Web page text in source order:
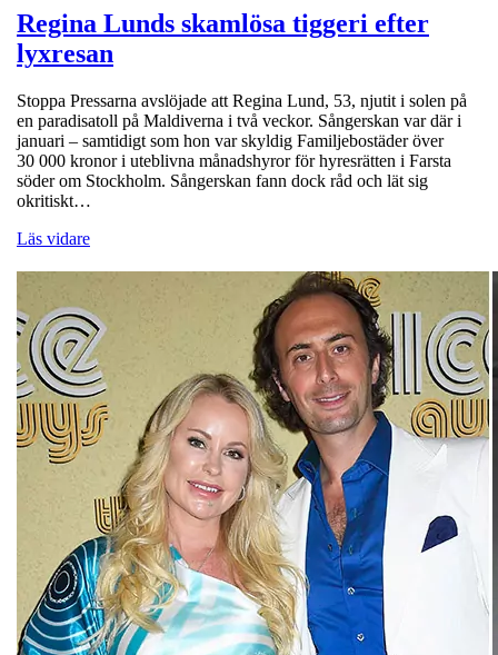
Regina Lunds skamlösa tiggeri efter
lyxresan
Stoppa Pressarna avslöjade att Regina Lund, 53, njutit i solen på
en paradisatoll på Maldiverna i två veckor. Sångerskan var där i
januari – samtidigt som hon var skyldig Familjebostäder över
30 000 kronor i uteblivna månadshyror för hyresrätten i Farsta
söder om Stockholm. Sångerskan fann dock råd och lät sig
okritiskt…
Läs vidare